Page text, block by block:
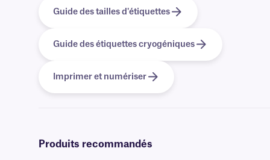
Guide des tailles d'étiquettes
Guide des étiquettes cryogéniques
Imprimer et numériser
Produits recommandés